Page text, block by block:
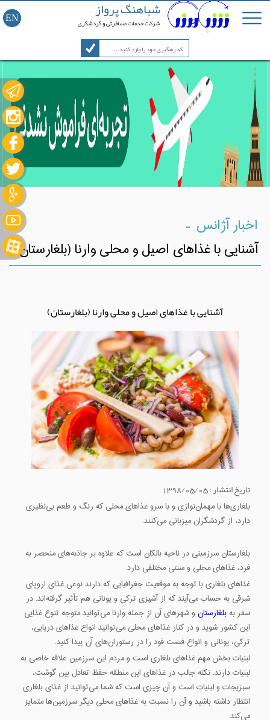
EN شباهنگ پرواز
شرکت خدمات مسافرتی و گردشگری
اخبار آژانس -
آشنایی با غذاهای اصیل و محلی وارنا (بلغارستان)
آشنایی با غذاهای اصیل و محلی وارنا (بلغارستان)
تاریخ انتشار : 1398/05/05
بلغاری‌ها با مهمان‌نوازی و با سرو غذاهای محلی که رنگ و طعم بی‌نظیری
دارد، از گردشگران میزبانی می‌کنند.
بلغارستان سرزمینی در ناحیه بالکان است که علاوه بر جاذبه‌های منحصر به
فرد، غذاهای محلی و سنتی مختلفی دارد.
غذاهای بلغاری با توجه به موقعیت جغرافیایی که دارند نوعی غذای اروپای
شرقی به حساب می‌آیند که از آشپزی ترکی و یونانی هم تأثیر گرفته‌اند. در
سفر بهبلغارستانو شهرهای آن از جمله وارنا می‌توانید متوجه تنوع غذایی
این کشور شوید و در کنار غذاهای محلی می‌توانید انواع غذاهای دریایی،
ترکی، یونانی و انواع فست فود را در رستوران‌های آن پیدا کنید.
لبنیات بخش مهم غذاهای بلغاری است و مردم این سرزمین علاقه خاصی به
لبنیات دارند. نکته جالب در غذاهای این منطقه حفظ تعادل بین گوشت،
سبزیجات و لبنیات است و آن چیزی است که شما می‌توانید از غذای بلغاری
انتظار داشته باشید و آن را نسبت به غذاهای محلی دیگر سرزمین‌ها متمایز
می‌کند.